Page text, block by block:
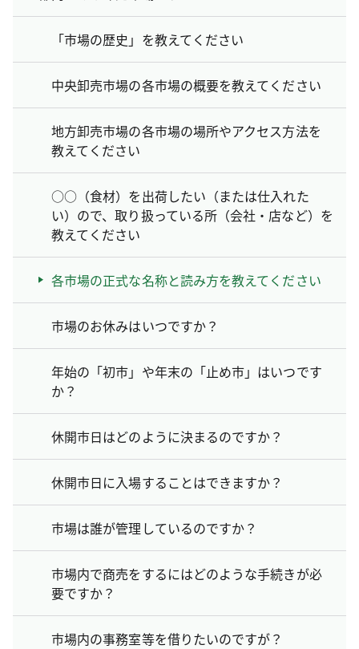
「市場の歴史」を教えてください
中央卸売市場の各市場の概要を教えてください
地方卸売市場の各市場の場所やアクセス方法を
教えてください
○○（食材）を出荷したい（または仕入れた
い）ので、取り扱っている所（会社・店など）を
教えてください
各市場の正式な名称と読み方を教えてください
市場のお休みはいつですか？
年始の「初市」や年末の「止め市」はいつです
か？
休開市日はどのように決まるのですか？
休開市日に入場することはできますか？
市場は誰が管理しているのですか？
市場内で商売をするにはどのような手続きが必
要ですか？
市場内の事務室等を借りたいのですが？